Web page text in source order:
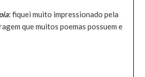
: fiquei muito impressionado pela
que muitos poemas possuem e